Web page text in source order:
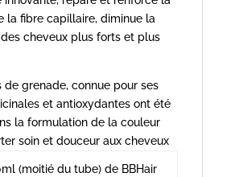
la fibre capillaire, diminue la
cheveux plus forts et plus
de grenade, connue pour ses
et antioxydantes ont été
la formulation de la couleur
soin et douceur aux cheveux
(moitié du tube) de BBHair